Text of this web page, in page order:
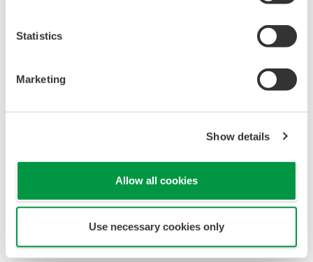
Statistics
Marketing
Show details
Allow all cookies
Use necessary cookies only
Bewältigung der immer komplexer werdenden
und bei der Optimierung von Anlagen,
Yokogawa wurde 1915 in Tokio gegründet und
einem globalen Netzwerk von 119 Unternehmen an
Standorten in 61 Ländern für eine nachhaltigere
Gesellschaft. Etwa 200 Mitarbeiter der europäischen